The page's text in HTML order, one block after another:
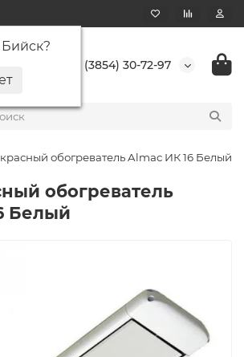
Бийск?
+7 (3854) 30-72-97
обогреватель Almac ИК 16 Белый
обогреватель
Белый